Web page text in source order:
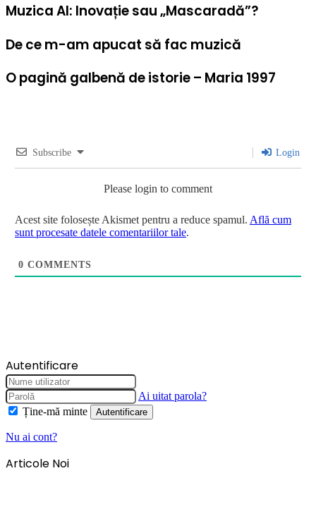
Muzica AI: Inovație sau „Mascaradă”?
De ce m-am apucat să fac muzică
O pagină galbenă de istorie – Maria 1997
Subscribe Login
Please login to comment
Acest site folosește Akismet pentru a reduce spamul. Află cum
sunt procesate datele comentariilor tale.
0 COMMENTS
Autentificare
Ai uitat parola?
Ține-mă minte
Autentificare
Nu ai cont?
Articole Noi